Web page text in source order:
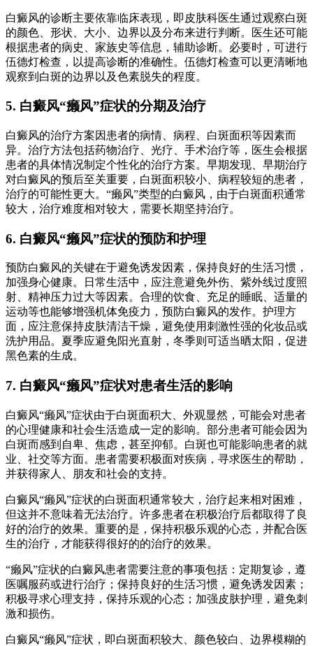
白癜风的诊断主要依靠临床表现，即皮肤科医生通过观察白斑
的颜色、形状、大小、边界以及分布来进行判断。医生还可能
根据患者的病史、家族史等信息，辅助诊断。必要时，可进行
伍德灯检查，以提高诊断的准确性。伍德灯检查可以更清晰地
观察到白斑的边界以及色素脱失的程度。
5. 白癜风“癞风”症状的分期及治疗
白癜风的治疗方案因患者的病情、病程、白斑面积等因素而
异。治疗方法包括药物治疗、光疗、手术治疗等，医生会根据
患者的具体情况制定个性化的治疗方案。早期发现、早期治疗
对白癜风的预后至关重要，白斑面积较小、病程较短的患者，
治疗的可能性更大。“癞风”类型的白癜风，由于白斑面积通常
较大，治疗难度相对较大，需要长期坚持治疗。
6. 白癜风“癞风”症状的预防和护理
预防白癜风的关键在于避免诱发因素，保持良好的生活习惯，
加强身心健康。日常生活中，应注意避免外伤、紫外线过度照
射、精神压力过大等因素。合理的饮食、充足的睡眠、适量的
运动等也能够增强机体免疫力，预防白癜风的发作。护理方
面，应注意保持皮肤清洁干燥，避免使用刺激性强的化妆品或
洗护用品。夏季应避免阳光直射，冬季则可适当晒太阳，促进
黑色素的生成。
7. 白癜风“癞风”症状对患者生活的影响
白癜风“癞风”症状由于白斑面积大、外观显然，可能会对患者
的心理健康和社会生活造成一定的影响。部分患者可能会因为
白斑而感到自卑、焦虑，甚至抑郁。白斑也可能影响患者的就
业、社交等方面。患者需要积极面对疾病，寻求医生的帮助，
并获得家人、朋友和社会的支持。
白癜风“癞风”症状的白斑面积通常较大，治疗起来相对困难，
但这并不意味着无法治疗。许多患者在积极治疗后都取得了良
好的治疗的效果。重要的是，保持积极乐观的心态，并配合医
生的治疗，才能获得很好的的治疗的效果。
“癞风”症状的白癜风患者需要注意的事项包括：定期复诊，遵
医嘱服药或进行治疗；保持良好的生活习惯，避免诱发因素；
积极寻求心理支持，保持乐观的心态；加强皮肤护理，避免刺
激和损伤。
白癜风“癞风”症状，即白斑面积较大、颜色较白、边界模糊的